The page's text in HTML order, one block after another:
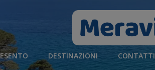
DESTINAZIONI CONTATTI